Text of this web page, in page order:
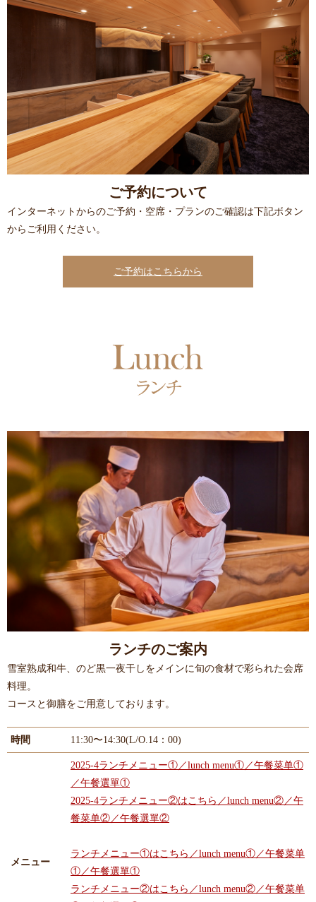
ご予約について
インターネットからのご予約・空席・プランのご確認は下記ボタン
からご利用ください。
ご予約はこちらから
ランチのご案内
雪室熟成和牛、のど黒一夜干しをメインに旬の食材で彩られた会席
料理。
コースと御膳をご用意しております。
時間 11:30〜14:30(L/O.14：00)
メニュー
2025-4ランチメニュー①／lunch menu①／午餐菜单①
／午餐選單①
2025-4ランチメニュー②はこちら／lunch menu②／午
餐菜单②／午餐選單②
ランチメニュー①はこちら／lunch menu①／午餐菜单
①／午餐選單①
ランチメニュー②はこちら／lunch menu②／午餐菜单